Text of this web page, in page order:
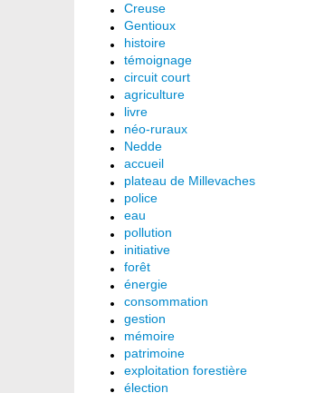
Creuse
Gentioux
histoire
témoignage
circuit court
agriculture
livre
néo-ruraux
Nedde
accueil
plateau de Millevaches
police
eau
pollution
initiative
forêt
énergie
consommation
gestion
mémoire
patrimoine
exploitation forestière
élection